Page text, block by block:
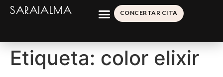
SARAIALMA CONCERTAR CITA
Etiqueta: color elixir